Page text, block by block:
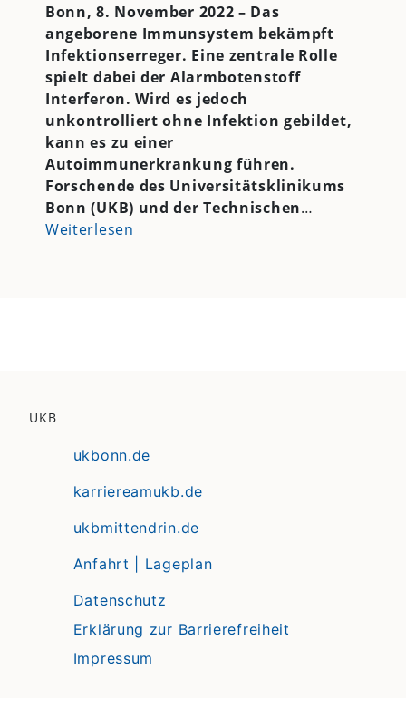
Bonn, 8. November 2022 – Das
angeborene Immunsystem bekämpft
Infektionserreger. Eine zentrale Rolle
spielt dabei der Alarmbotenstoff
Interferon. Wird es jedoch
unkontrolliert ohne Infektion gebildet,
kann es zu einer
Autoimmunerkrankung führen.
Forschende des Universitätsklinikums
Bonn (UKB) und der Technischen…
Weiterlesen
UKB
ukbonn.de
karriereamukb.de
ukbmittendrin.de
Anfahrt | Lageplan
Datenschutz
Erklärung zur Barrierefreiheit
Impressum